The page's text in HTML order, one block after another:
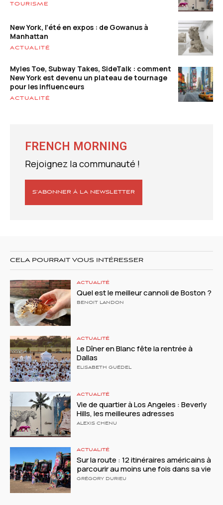
TOURISME
New York, l’été en expos : de Gowanus à
Manhattan
ACTUALITÉ
Myles Toe, Subway Takes, SideTalk : comment
New York est devenu un plateau de tournage
pour les influenceurs
ACTUALITÉ
FRENCH MORNING
Rejoignez la communauté !
S’ABONNER À LA NEWSLETTER
CELA POURRAIT VOUS INTÉRESSER
ACTUALITÉ
Quel est le meilleur cannoli de Boston ?
BENOIT LANDON
ACTUALITÉ
Le Dîner en Blanc fête la rentrée à
Dallas
ELISABETH GUÉDEL
ACTUALITÉ
Vie de quartier à Los Angeles : Beverly
Hills, les meilleures adresses
ALEXIS CHENU
ACTUALITÉ
Sur la route : 12 itinéraires américains à
parcourir au moins une fois dans sa vie
GRÉGORY DURIEU